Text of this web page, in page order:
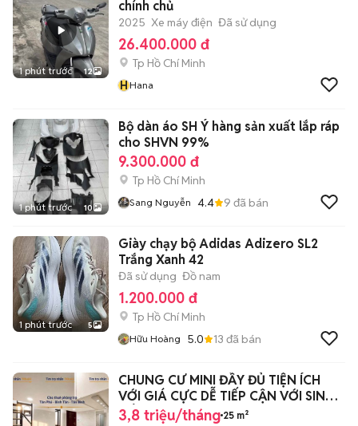
1 phút trước 12
chính chủ
2025 Xe máy điện Đã sử dụng
26.400.000 đ
Tp Hồ Chí Minh
HHana
1 phút trước 10
Bộ dàn áo SH Ý hàng sản xuất lắp ráp
cho SHVN 99%
9.300.000 đ
Tp Hồ Chí Minh
Sang Nguyễn 4.4 9 đã bán
1 phút trước 5
Giày chạy bộ Adidas Adizero SL2
Trắng Xanh 42
Đã sử dụng Đồ nam
1.200.000 đ
Tp Hồ Chí Minh
Hữu Hoàng 5.0 13 đã bán
CHUNG CƯ MINI ĐẦY ĐỦ TIỆN ÍCH
VỚI GIÁ CỰC DỄ TIẾP CẬN VỚI SINH
VIÊN
3,8 triệu/tháng 25 m²